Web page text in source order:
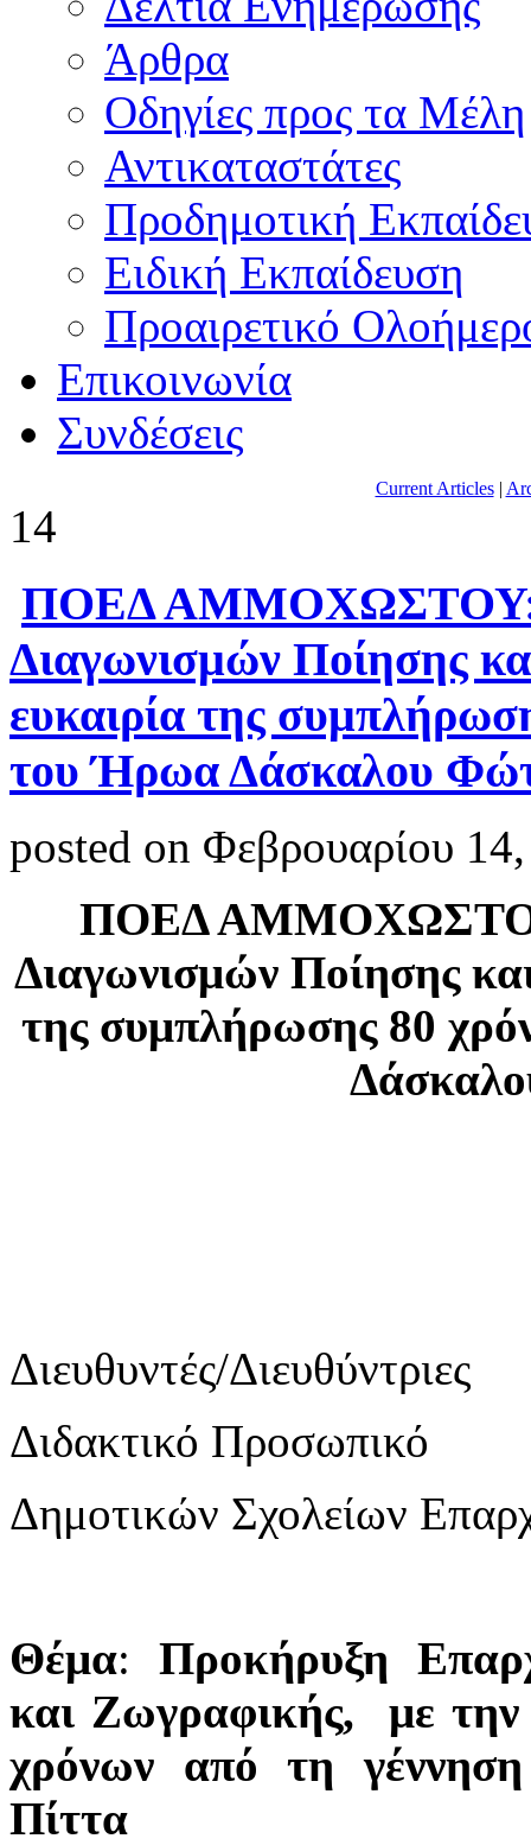
Άρθρα
Οδηγίες προς τα Μέλη
Αντικαταστάτες
Προδημοτική
Ειδική Εκπαίδευση
Προαιρετικό
Επικοινωνία
Συνδέσεις
Current Articles|
14
ΠΟΕΔ ΑΜΜΟΧΩΣΤΟΥ:
Διαγωνισμών Ποίησης
ευκαιρία της
του Ήρωα Δάσκαλου
posted on Φεβρουαρίου
ΠΟΕΔ ΑΜΜΟΧΩΣΤΟΥ:
Διαγωνισμών Ποίησης
της συμπλήρωσης 80
Διευθυντές/Διευθύντριες
Διδακτικό Προσωπικό
Δημοτικών Σχολείων
Θέμα: Προκήρυξη
και Ζωγραφικής, με την
χρόνων από τη
Πίττα